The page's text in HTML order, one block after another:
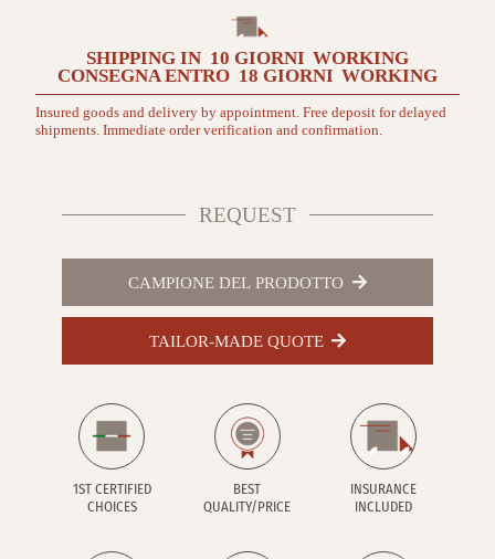
SHIPPING IN 10 GIORNI WORKING
CONSEGNA ENTRO 18 GIORNI WORKING
Insured goods and delivery by appointment. Free deposit for delayed
shipments. Immediate order verification and confirmation.
REQUEST
CAMPIONE DEL PRODOTTO
TAILOR-MADE QUOTE
1ST CERTIFIED
CHOICES
BEST
QUALITY/PRICE
INSURANCE
INCLUDED